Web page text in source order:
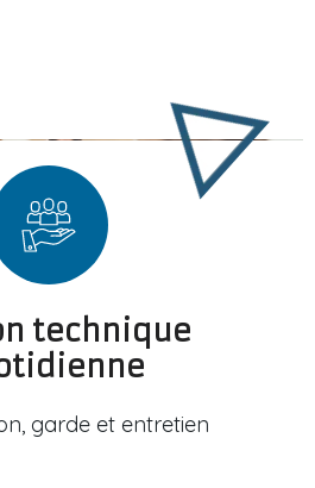
technique
garde et entretien